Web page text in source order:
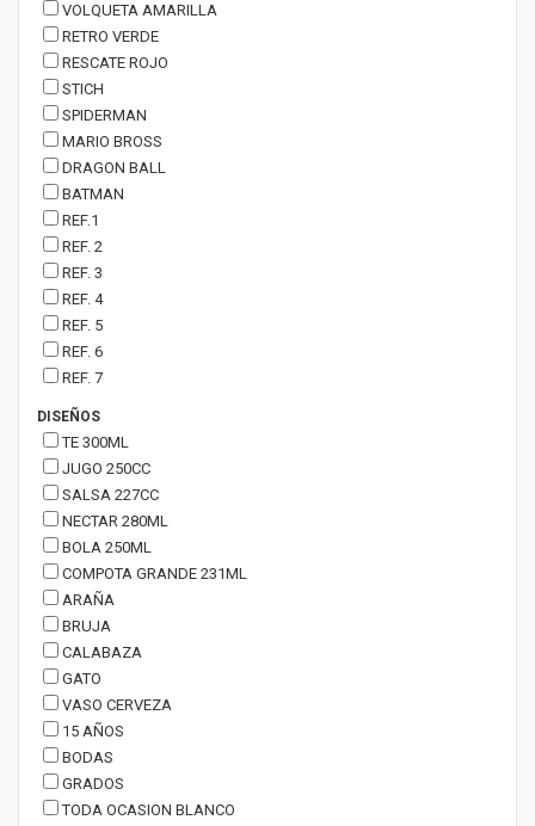
VOLQUETA AMARILLA
RETRO VERDE
RESCATE ROJO
STICH
SPIDERMAN
MARIO BROSS
DRAGON BALL
BATMAN
REF.1
REF. 2
REF. 3
REF. 4
REF. 5
REF. 6
REF. 7
DISEÑOS
TE 300ML
JUGO 250CC
SALSA 227CC
NECTAR 280ML
BOLA 250ML
COMPOTA GRANDE 231ML
ARAÑA
BRUJA
CALABAZA
GATO
VASO CERVEZA
15 AÑOS
BODAS
GRADOS
TODA OCASION BLANCO